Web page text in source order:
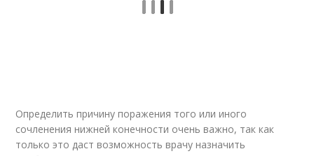
Определить причину поражения того или иного
сочленения нижней конечности очень важно, так как
только это даст возможность врачу назначить